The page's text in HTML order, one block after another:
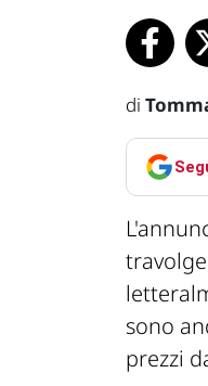
di
sono
prezzi